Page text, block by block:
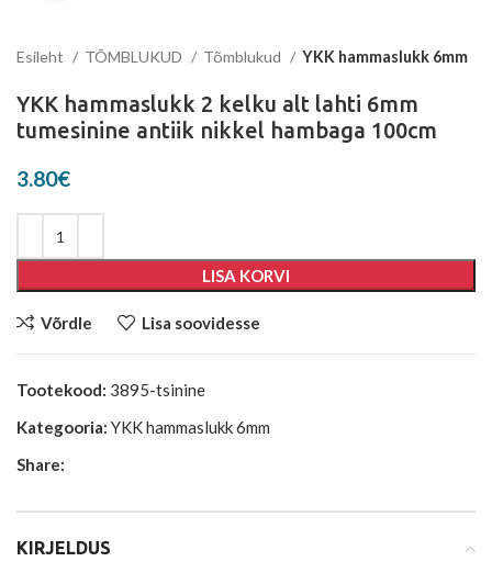
Esileht TÕMBLUKUD Tõmblukud YKK hammaslukk 6mm
YKK hammaslukk 2 kelku alt lahti 6mm
tumesinine antiik nikkel hambaga 100cm
3.80€
LISA KORVI
Võrdle Lisa soovidesse
Tootekood: 3895-tsinine
Kategooria: YKK hammaslukk 6mm
Share:
KIRJELDUS